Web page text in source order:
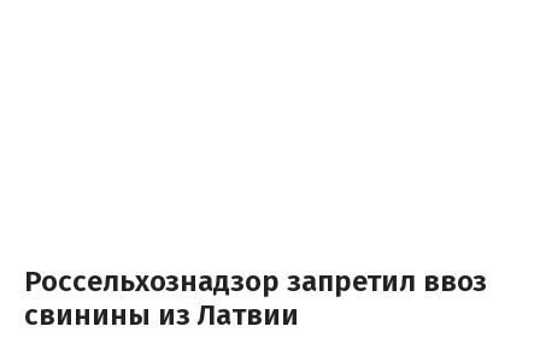
Россельхознадзор запретил ввоз
свинины из Латвии